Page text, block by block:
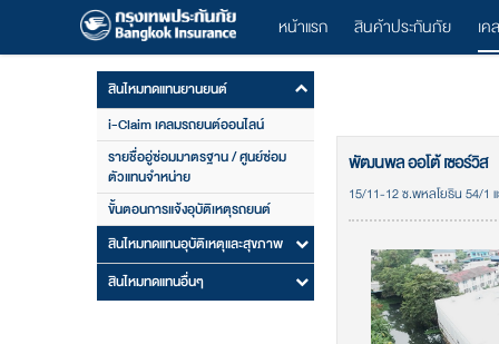
หน้าแรก สินค้าประกันภัย เค
สินไหมทดแทนยานยนต์
i-Claim เคลมรถยนต์ออนไลน์
รายชื่ออู่ซ่อมมาตรฐาน / ศูนย์ซ่อม
ตัวแทนจำหน่าย
ขั้นตอนการแจ้งอุบัติเหตุรถยนต์
สินไหมทดแทนอุบัติเหตุและสุขภาพ
สินไหมทดแทนอื่นๆ
พัฒนพล ออโต้ เซอร์วิส
15/11-12 ซ.พหลโยธิน 54/1